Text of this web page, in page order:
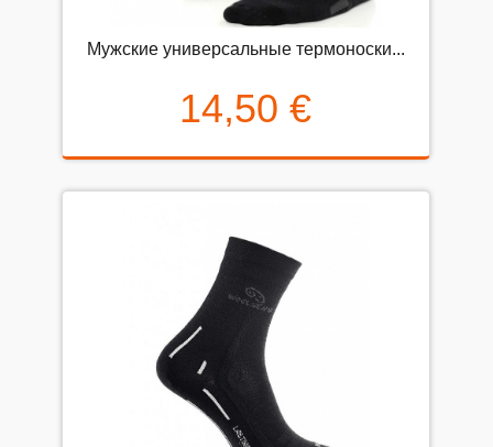
Мужские универсальные термоноски...
14,50 €